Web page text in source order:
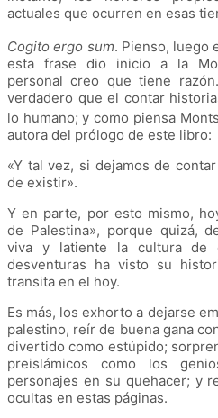
actuales que ocurren en esas
Cogito ergo sum. Pienso, luego
esta frase dio inicio a la
personal creo que tiene
verdadero que el contar
lo humano; y como piensa
autora del prólogo de este libro:
«Y tal vez, si dejamos de
de existir».
Y en parte, por esto mismo,
de Palestina», porque quizá,
viva y latiente la cultura de
desventuras ha visto su
transita en el hoy.
Es más, los exhorto a dejarse
palestino, reír de buena gana
divertido como estúpido;
preislámicos como los
personajes en su quehacer; y
ocultas en estas páginas.